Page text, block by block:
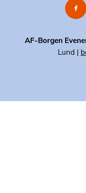
AF-Borgen
Lund |